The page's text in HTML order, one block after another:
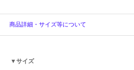
商品詳細・サイズ等について
▼サイズ